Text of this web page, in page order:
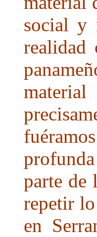
social y
realidad
parte de
repetir
en